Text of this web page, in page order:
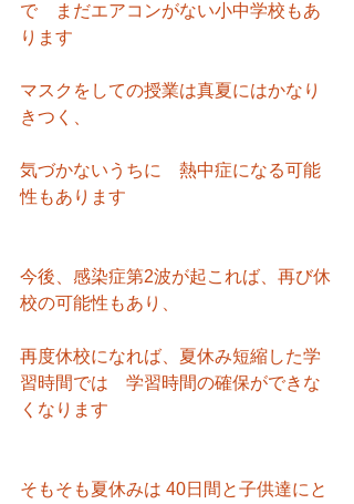
で　まだエアコンがない小中学校もあ
ります
マスクをしての授業は真夏にはかなり
きつく、
気づかないうちに　熱中症になる可能
性もあります
今後、感染症第2波が起これば、再び休
校の可能性もあり、
再度休校になれば、夏休み短縮した学
習時間では　学習時間の確保ができな
くなります
そもそも夏休みは 40日間と子供達にと